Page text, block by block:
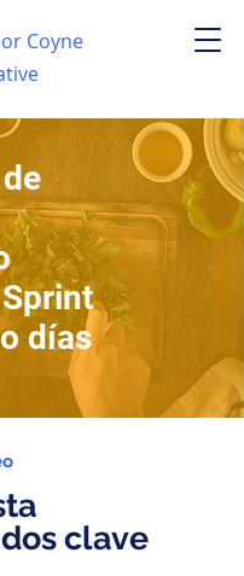
Coyne
días
clave